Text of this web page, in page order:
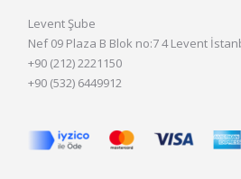
Levent Şube
Nef 09 Plaza B Blok no:7 4 Levent
+90 (212) 2221150
+90 (532) 6449912